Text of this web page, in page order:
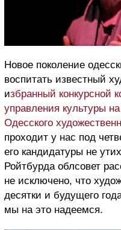
Новое поколение
воспитать известный
избранный конкурсной
управления культуры
Одесского
проходит у нас под
его кандидатуры не
Ройтбурда облсовет
не исключено, что
десятки и будущего
мы на это надеемся.